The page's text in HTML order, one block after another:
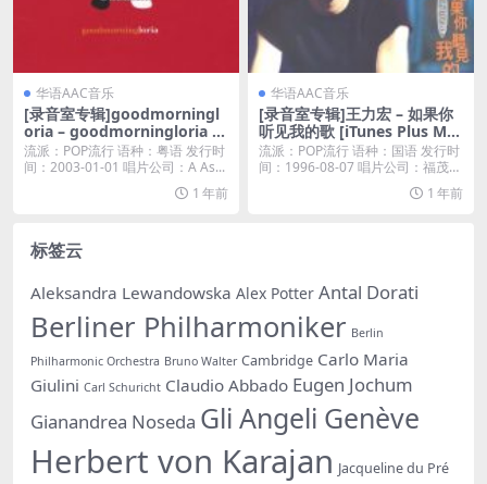
华语AAC音乐
[录音室专辑]goodmorningl
oria – goodmorningloria [i
Tunes Plus M4A]
流派：POP流行 语种：粤语 发行时
间：2003-01-01 唱片公司：A As...
1 年前
华语AAC音乐
[录音室专辑]王力宏 – 如果你
听见我的歌 [iTunes Plus M4
A]
流派：POP流行 语种：国语 发行时
间：1996-08-07 唱片公司：福茂唱
1 年前
标签云
Aleksandra Lewandowska Alex Potter Antal Dorati
Berliner Philharmoniker Berlin
Philharmonic Orchestra Bruno Walter Cambridge Carlo Maria
Giulini Carl Schuricht Claudio Abbado Eugen Jochum
Gianandrea Noseda Gli Angeli Genève
Herbert von Karajan Jacqueline du Pré